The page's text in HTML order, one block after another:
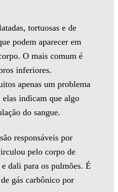
tortuosas e de
podem aparecer em
O mais comum é
inferiores.
apenas um problema
elas indicam que algo
do sangue.
responsáveis por
pelo corpo de
dali para os pulmões. É
gás carbônico por